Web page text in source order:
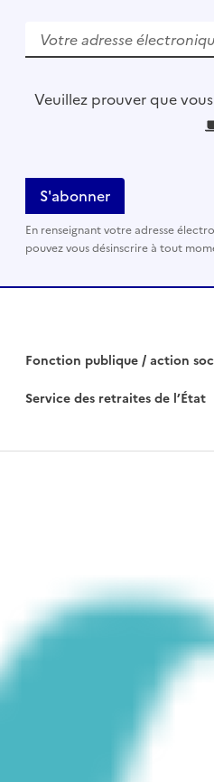
u
l
i
s
e
e
h
Veuillez prouver que
En renseignant votre adresse
pouvez vous désinscrire à tout
Fonction publique / action
Service des retraites de l’État